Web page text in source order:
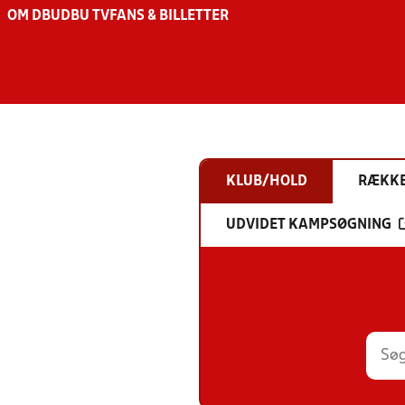
OM DBU DBU TV FANS & BILLETTER
KLUB/HOLD
UDVIDET KAMPSØGNING